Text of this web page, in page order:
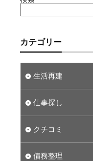
カテゴリー
生活再建
仕事探し
クチコミ
債務整理